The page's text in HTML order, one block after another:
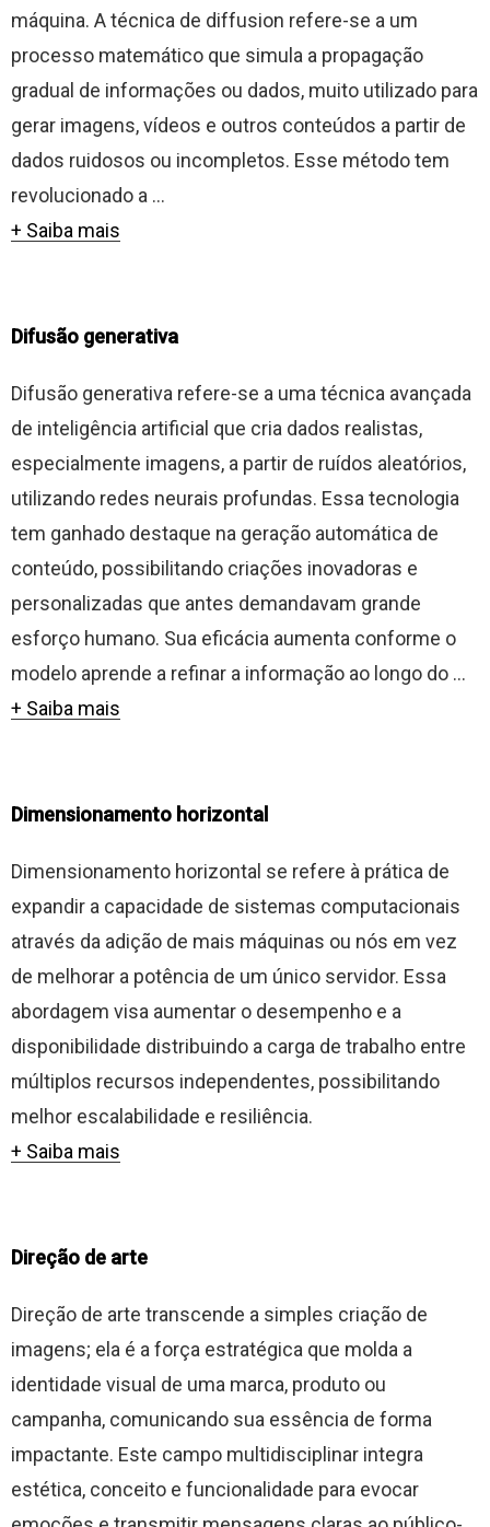
máquina. A técnica de diffusion refere-se a um
processo matemático que simula a propagação
gradual de informações ou dados, muito utilizado para
gerar imagens, vídeos e outros conteúdos a partir de
dados ruidosos ou incompletos. Esse método tem
revolucionado a ...
+ Saiba mais
Difusão generativa
Difusão generativa refere-se a uma técnica avançada
de inteligência artificial que cria dados realistas,
especialmente imagens, a partir de ruídos aleatórios,
utilizando redes neurais profundas. Essa tecnologia
tem ganhado destaque na geração automática de
conteúdo, possibilitando criações inovadoras e
personalizadas que antes demandavam grande
esforço humano. Sua eficácia aumenta conforme o
modelo aprende a refinar a informação ao longo do ...
+ Saiba mais
Dimensionamento horizontal
Dimensionamento horizontal se refere à prática de
expandir a capacidade de sistemas computacionais
através da adição de mais máquinas ou nós em vez
de melhorar a potência de um único servidor. Essa
abordagem visa aumentar o desempenho e a
disponibilidade distribuindo a carga de trabalho entre
múltiplos recursos independentes, possibilitando
melhor escalabilidade e resiliência.
+ Saiba mais
Direção de arte
Direção de arte transcende a simples criação de
imagens; ela é a força estratégica que molda a
identidade visual de uma marca, produto ou
campanha, comunicando sua essência de forma
impactante. Este campo multidisciplinar integra
estética, conceito e funcionalidade para evocar